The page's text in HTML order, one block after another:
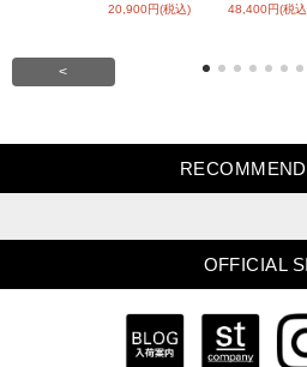
20,900円(税込) 48,400円(税
<
OFFICIAL